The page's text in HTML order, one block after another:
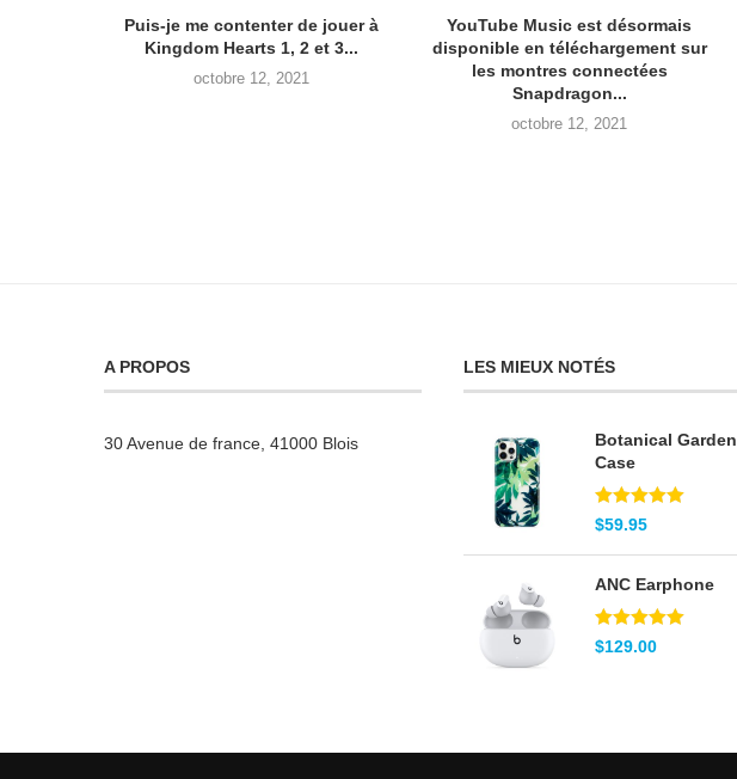
Puis-je me contenter de jouer à
Kingdom Hearts 1, 2 et 3...
octobre 12, 2021
YouTube Music est désormais
disponible en téléchargement sur
les montres connectées
Snapdragon...
octobre 12, 2021
A PROPOS
30 Avenue de france, 41000 Blois
LES MIEUX NOTÉS
Botanical Garden
Case
Note5.00
sur 5
$59.95
ANC Earphone
Note5.00
sur 5
$129.00